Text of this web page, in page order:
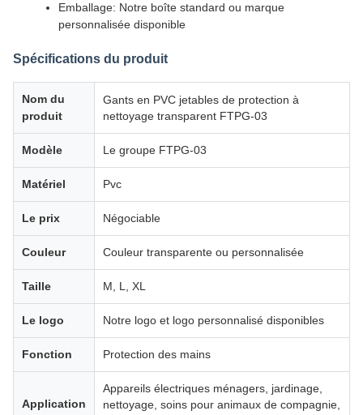
Emballage: Notre boîte standard ou marque
personnalisée disponible
Spécifications du produit
Nom du
produit
Gants en PVC jetables de protection à
nettoyage transparent FTPG-03
Modèle Le groupe FTPG-03
Matériel Pvc
Le prix Négociable
Couleur Couleur transparente ou personnalisée
Taille M, L, XL
Le logo Notre logo et logo personnalisé disponibles
Fonction Protection des mains
Application
Appareils électriques ménagers, jardinage,
nettoyage, soins pour animaux de compagnie,